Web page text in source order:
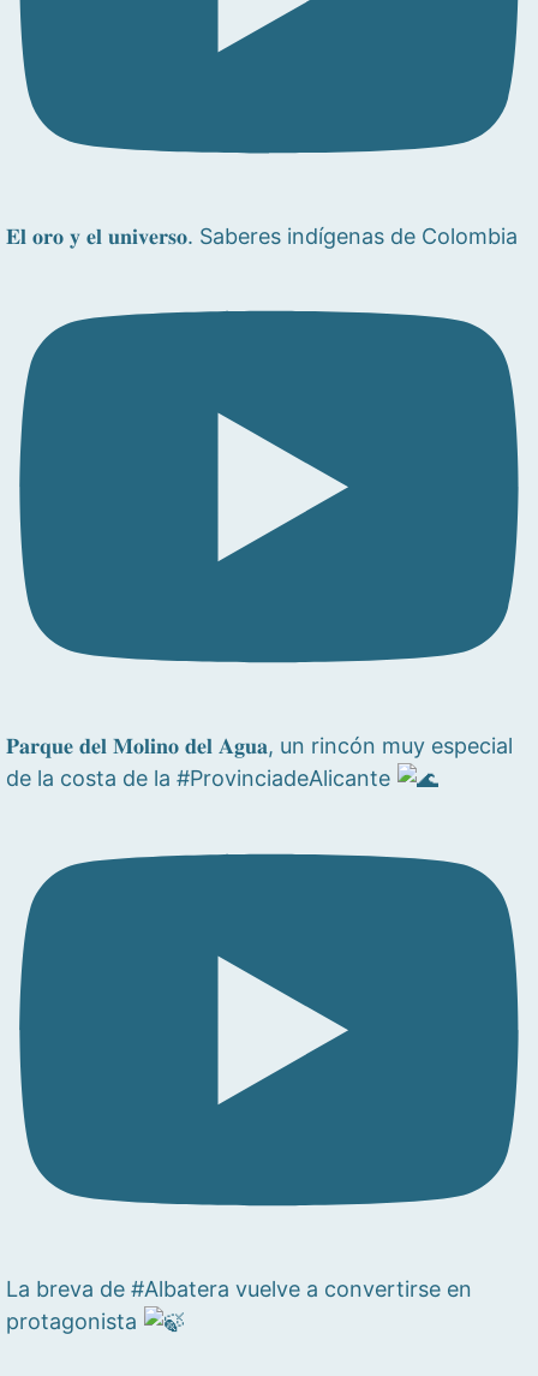
𝐄𝐥 𝐨𝐫𝐨 𝐲 𝐞𝐥 𝐮𝐧𝐢𝐯𝐞𝐫𝐬𝐨. Saberes indígenas de Colombia
𝐏𝐚𝐫𝐪𝐮𝐞 𝐝𝐞𝐥 𝐌𝐨𝐥𝐢𝐧𝐨 𝐝𝐞𝐥 𝐀𝐠𝐮𝐚, un rincón muy especial
de la costa de la #ProvinciadeAlicante
La breva de #Albatera vuelve a convertirse en
protagonista